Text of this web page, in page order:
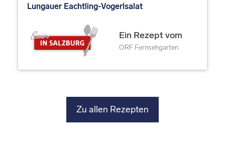
Lungauer Eachtling-Vogerlsalat
Ein Rezept vom
ORF Fernsehgarten
Zu allen Rezepten